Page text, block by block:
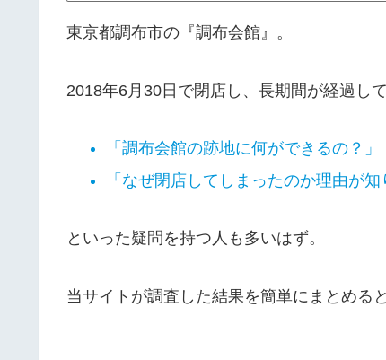
東京都調布市の『調布会館』。
2018年6月30日で閉店し、長期間が経過し
「調布会館の跡地に何ができるの？」
「なぜ閉店してしまったのか理由が知
といった疑問を持つ人も多いはず。
当サイトが調査した結果を簡単にまとめる